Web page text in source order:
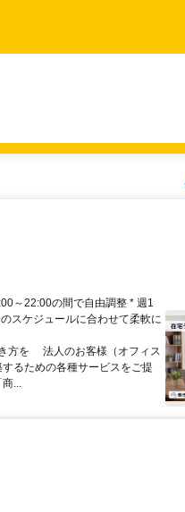
～22:00の間で自由調整 * 週1
スケジュールに合わせて柔軟に
方を 法人のお客様（オフィス
るための各種サービスをご提
...